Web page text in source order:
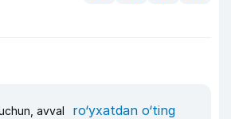
avval ro‘yxatdan o‘ting